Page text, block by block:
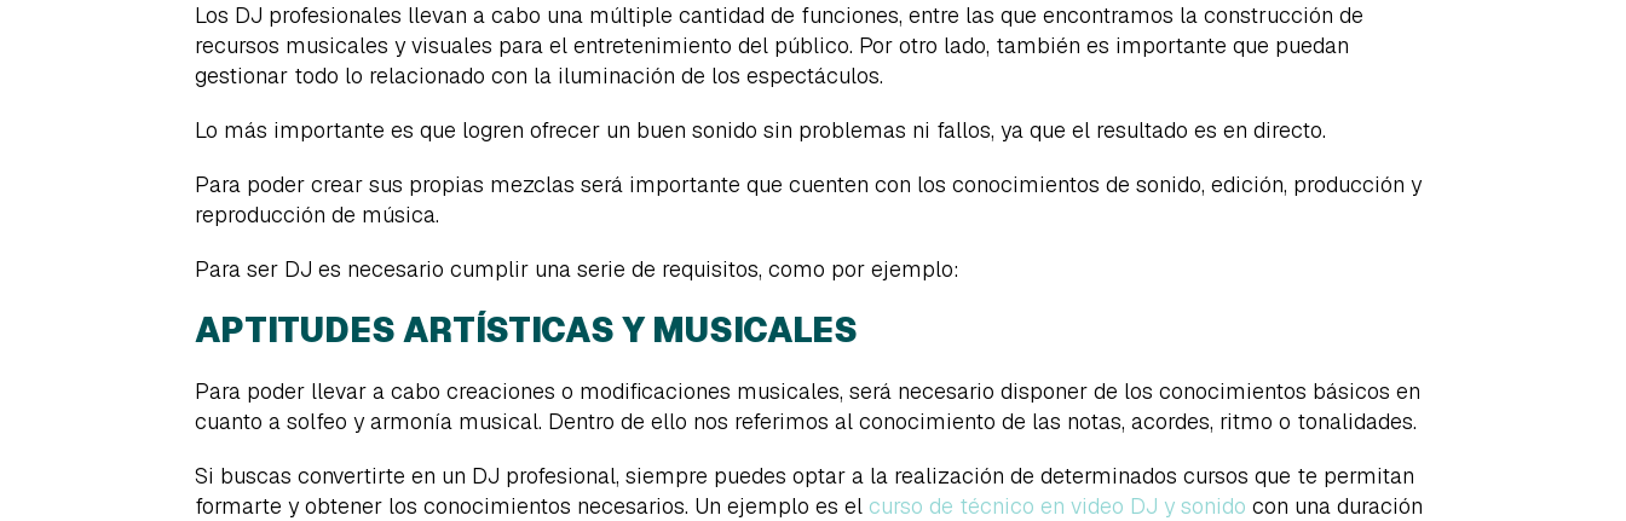
Los DJ profesionales llevan a cabo una múltiple cantidad de funciones, entre las que encontramos la construcción de
recursos musicales y visuales para el entretenimiento del público. Por otro lado, también es importante que puedan
gestionar todo lo relacionado con la iluminación de los espectáculos.
Lo más importante es que logren ofrecer un buen sonido sin problemas ni fallos, ya que el resultado es en directo.
Para poder crear sus propias mezclas será importante que cuenten con los conocimientos de sonido, edición, producción y
reproducción de música.
Para ser DJ es necesario cumplir una serie de requisitos, como por ejemplo:
APTITUDES ARTÍSTICAS Y MUSICALES
Para poder llevar a cabo creaciones o modificaciones musicales, será necesario disponer de los conocimientos básicos en
cuanto a solfeo y armonía musical. Dentro de ello nos referimos al conocimiento de las notas, acordes, ritmo o tonalidades.
Si buscas convertirte en un DJ profesional, siempre puedes optar a la realización de determinados cursos que te permitan
formarte y obtener los conocimientos necesarios. Un ejemplo es el curso de técnico en video DJ y sonido con una duración